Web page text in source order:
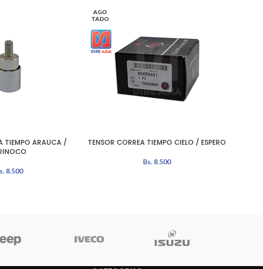
TIEMPO ARAUCA /
8.500
AGO
TADO
LEER MÁS
TENSOR CORREA TIEMPO CIELO / ESPERO
Bs. 8.500